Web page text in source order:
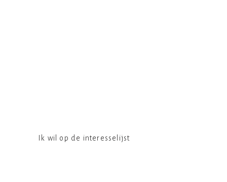
Ik wil op de interesselijst